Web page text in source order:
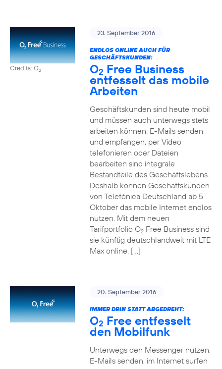
Credits: O2
23. September 2016
ENDLOS ONLINE AUCH FÜR
GESCHÄFTSKUNDEN:
O2 Free Business
entfesselt das mobile
Arbeiten
Geschäftskunden sind heute mobil
und müssen auch unterwegs stets
arbeiten können. E-Mails senden
und empfangen, per Video
telefonieren oder Dateien
bearbeiten sind integrale
Bestandteile des Geschäftslebens.
Deshalb können Geschäftskunden
von Telefónica Deutschland ab 5.
Oktober das mobile Internet endlos
nutzen. Mit dem neuen
Tarifportfolio O2Free Business sind
sie künftig deutschlandweit mit LTE
Max online. […]
20. September 2016
IMMER DRIN STATT ABGEDREHT:
O2 Free entfesselt
den Mobilfunk
Unterwegs den Messenger nutzen,
E-Mails senden, im Internet surfen